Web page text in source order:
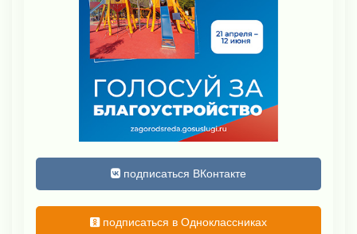
подписаться ВКонтакте
подписаться в Одноклассниках